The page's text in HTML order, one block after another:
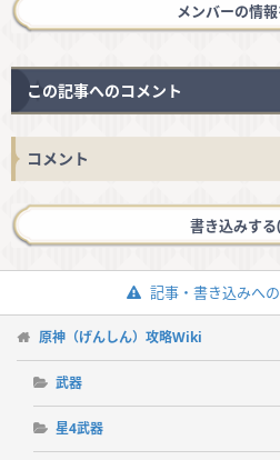
メンバーの情
この記事へのコメント
コメント
書き込みする
記事・書き込みへ
原神（げんしん）攻略Wiki
武器
星4武器